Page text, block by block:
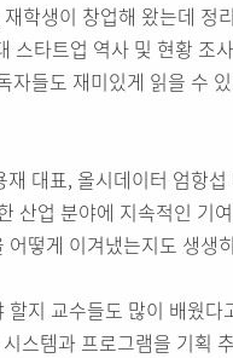
학생이 창업해 왔는데 정
스타트업 역사 및 현황 조
자들도 재미있게 읽을 수
대표, 올시데이터 엄항
산업 분야에 지속적인 기
떻게 이겨냈는지도 생생
지 교수들도 많이 배웠다
스템과 프로그램을 기획